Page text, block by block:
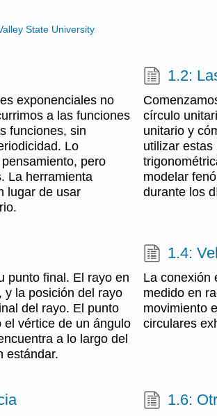
State University
exponenciales no
a las funciones
funciones, sin
Lo
pero
La herramienta
lugar de usar
1.2:
círculo
unitario y
utilizar
modelar
durante los
punto final. El rayo en
y la posición del rayo
del rayo. El punto
vértice de un ángulo
a lo largo del
estándar.
1.4:
La conexión
medido en
movimiento
circulares
1.6: